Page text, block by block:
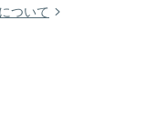
ついて